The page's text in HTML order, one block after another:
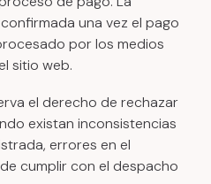
una vez el pago
por los medios
sitio web.
el derecho de rechazar
existan inconsistencias
errores en el
cumplir con el despacho